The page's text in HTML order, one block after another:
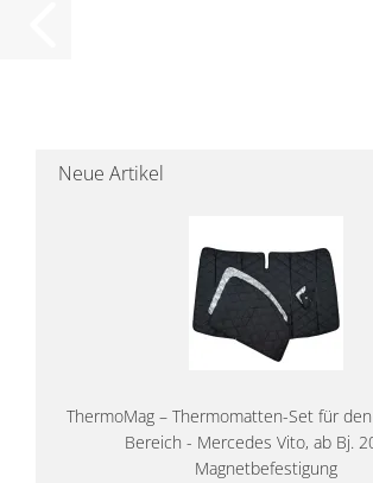
Neue Artikel
ThermoMag – Thermomatten-Set für
Bereich - Mercedes Vito, ab Bj.
Magnetbefestigung